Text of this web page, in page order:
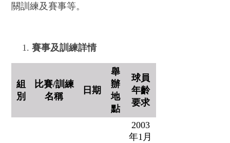
關訓練及賽事等。
賽事及訓練詳情
組
別
比賽/訓練
名稱
日期
舉
辦
地
點
球員
年齡
要求
2003
年1月